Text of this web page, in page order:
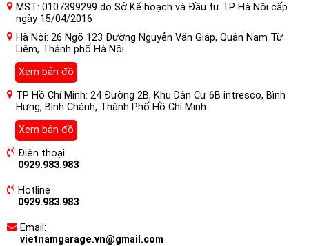
Nâng cấp âm thanh luôn được nhiều chủ xe quan tâm chăm
chút. Bởi đa phần ô tô phổ thông ít được nhà sản xuất đầu
tư về mặt âm thanh nên việc độ loa hay âm ly sẽ đem đến
trải nghiệm âm thanh sống động, đặc sắc hơn.
MST: 0107399299 do Sở Kế hoạch và Đầu tư TP Hà Nội cấp
ngày 15/04/2016
Hà Nội: 26 Ngõ 123 Đường Nguyễn Văn Giáp, Quận Nam Từ
Liêm, Thành phố Hà Nội.
Xem bản đồ
TP Hồ Chí Minh: 24 Đường 2B, Khu Dân Cư 6B intresco, Bình
Hưng, Bình Chánh, Thành Phố Hồ Chí Minh.
Xem bản đồ
Điện thoại:
0929.983.983
Hotline :
0929.983.983
Email:
vietnamgarage.vn@gmail.com